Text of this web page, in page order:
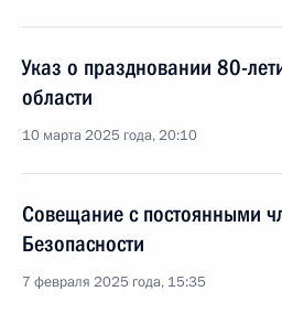
Указ о праздновании 80-
области
10 марта 2025 года, 20:10
Совещание с постоянными
Безопасности
7 февраля 2025 года, 15:35